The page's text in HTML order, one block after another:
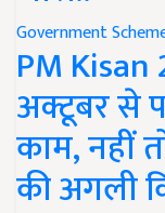
Government
PM
अक्टूबर से
काम, नहीं
की अगली